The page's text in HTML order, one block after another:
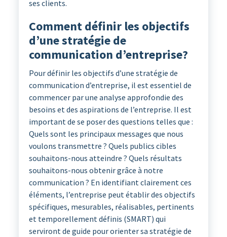
ses clients.
Comment définir les objectifs
d’une stratégie de
communication d’entreprise?
Pour définir les objectifs d’une stratégie de
communication d’entreprise, il est essentiel de
commencer par une analyse approfondie des
besoins et des aspirations de l’entreprise. Il est
important de se poser des questions telles que :
Quels sont les principaux messages que nous
voulons transmettre ? Quels publics cibles
souhaitons-nous atteindre ? Quels résultats
souhaitons-nous obtenir grâce à notre
communication ? En identifiant clairement ces
éléments, l’entreprise peut établir des objectifs
spécifiques, mesurables, réalisables, pertinents
et temporellement définis (SMART) qui
serviront de guide pour orienter sa stratégie de